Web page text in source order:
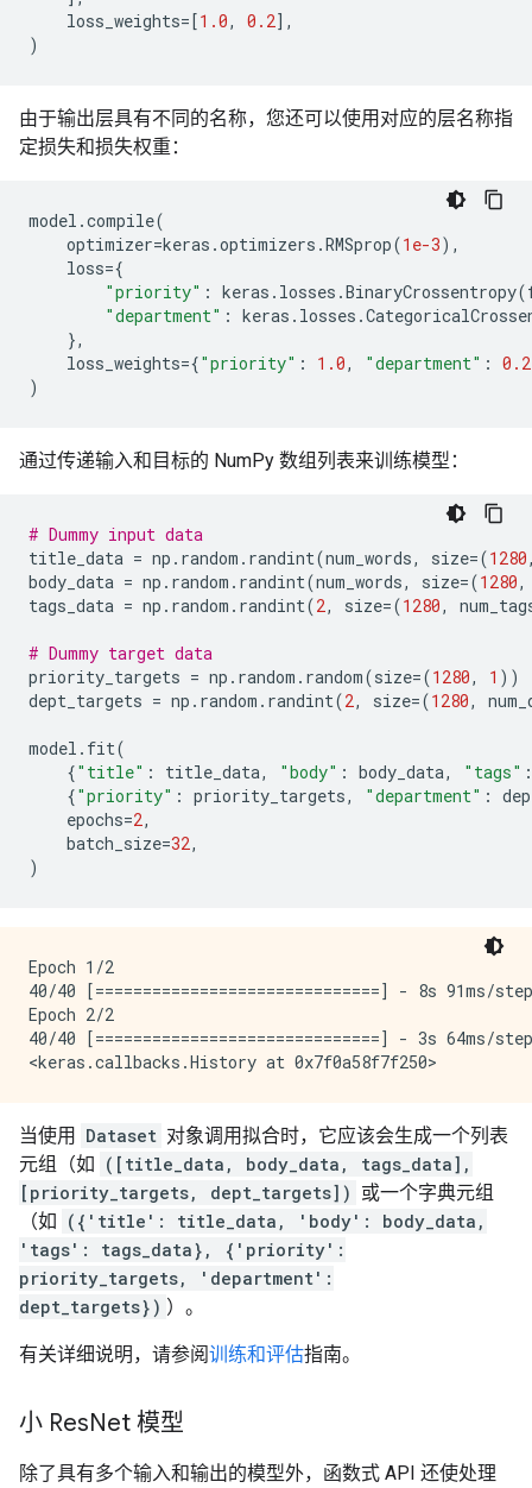
loss_weights=[1.0, 0.2],
)
由于输出层具有不同的名称，您还可以使用对应的层名称指
定损失和损失权重：
model .compile(
optimizer=keras .optimizers .RMSprop(1e-3),
loss={
"priority" : keras . losses .BinaryCrossentropy(
"department" : keras . losses .
},
loss_weights={"priority" : 1.0, "department" : 0.2
)
通过传递输入和目标的 NumPy 数组列表来训练模型：
# Dummy input data
title_data = np . random . randint(num_words, size=(1280
body_data = np . random . randint(num_words, size=(1280,
tags_data = np . random . randint(2, size=(1280,
# Dummy target data
priority_targets = np . random . random(size=(1280, 1 ))
dept_targets = np . random . randint(2, size=(1280,
model . fit(
{"title" : title_data, "body" : body_data, "tags" :
{"priority" : priority_targets, "department" :
epochs=2,
batch_size=32,
)
Epoch 1/2
40/40 [==============================] - 8s
Epoch 2/2
40/40 [==============================] - 3s
当使用 Dataset 对象调用拟合时，它应该会生成一个列表
元组（如 ([title_data, body_data, tags_data],
[priority_targets, dept_targets]) 或一个字典元组
（如 ({'title': title_data, 'body': body_data,
'tags': tags_data}, {'priority':
priority_targets, 'department':
dept_targets}) ）。
有关详细说明，请参阅训练和评估指南。
小 ResNet 模型
除了具有多个输入和输出的模型外，函数式 API 还使处理